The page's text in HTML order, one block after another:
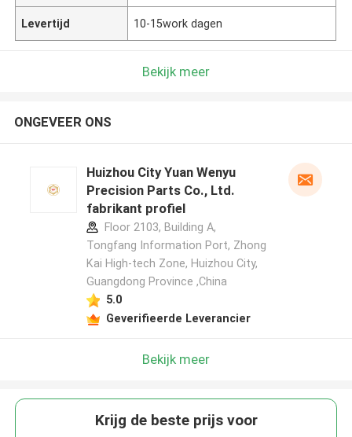
Levertijd 10-15work dagen
Bekijk meer
ONGEVEER ONS
Huizhou City Yuan Wenyu
Precision Parts Co., Ltd.
fabrikant profiel
Floor 2103, Building A,
Tongfang Information Port, Zhong
Kai High-tech Zone, Huizhou City,
Guangdong Province ,China
5.0
Geverifieerde Leverancier
Bekijk meer
Krijg de beste prijs voor